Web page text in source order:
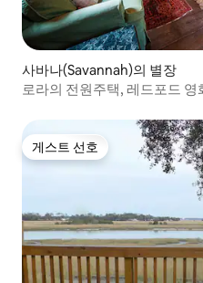
사바나(Savannah)의 별장
로라의 전원주택, 레드포드
게스트 선호
게스트 선호